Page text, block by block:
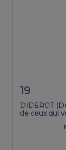
19
DIDEROT
de ceux qui